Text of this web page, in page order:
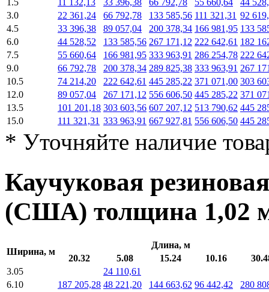
1.5
11 132,13 33 396,38 66 792,78 55 660,64
44
3.0
22 361,24 66 792,78 133 585,56 111 321,31 92
4.5
33 396,38 89 057,04 200 378,34 166 981,95 133
6.0
44 528,52 133 585,56 267 171,12 222 642,61 182
7.5
55 660,64 166 981,95 333 963,91 286 254,78 222
9.0
66 792,78 200 378,34 289 825,38 333 963,91 267
10.5
74 214,20 222 642,61 445 285,22 371 071,00 303
12.0
89 057,04 267 171,12 556 606,50 445 285,22 371
13.5
101 201,18 303 603,56 607 207,12 513 790,62 445
15.0
111 321,31 333 963,91 667 927,81 556 606,50 445
* Уточняйте наличие
Каучуковая
(США) толщина 1,02
Ширина, м
Длина, м
20.32
5.08 15.24 10.16
3.05
24 110,61
6.10
187 205,28 48 221,20 144 663,62 96 442,42
280